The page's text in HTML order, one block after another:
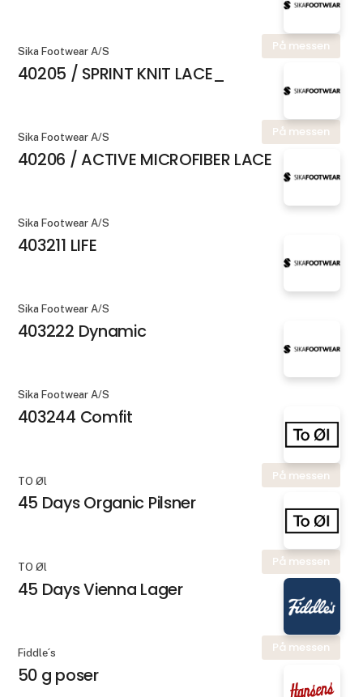
På messen
Sika Footwear A/S
40205 / SPRINT KNIT LACE_
På messen
Sika Footwear A/S
40206 / ACTIVE MICROFIBER LACE
Sika Footwear A/S
403211 LIFE
Sika Footwear A/S
403222 Dynamic
Sika Footwear A/S
403244 Comfit
På messen
TO Øl
45 Days Organic Pilsner
På messen
TO Øl
45 Days Vienna Lager
På messen
Fiddle´s
50 g poser